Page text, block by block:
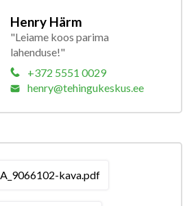
Henry Härm
"Leiame koos parima
lahenduse!"
+372 5551 0029
henry@tehingukeskus.ee
kava.pdf